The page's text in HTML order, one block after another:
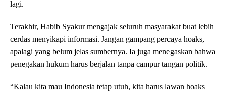
lagi.
Terakhir, Habib Syakur mengajak seluruh masyarakat buat lebih
cerdas menyikapi informasi. Jangan gampang percaya hoaks,
apalagi yang belum jelas sumbernya. Ia juga menegaskan bahwa
penegakan hukum harus berjalan tanpa campur tangan politik.
“Kalau kita mau Indonesia tetap utuh, kita harus lawan hoaks